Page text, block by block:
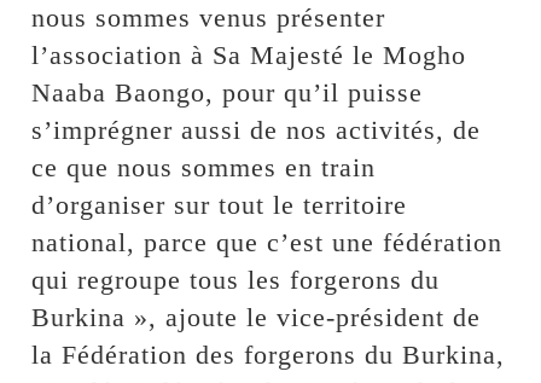
nous sommes venus présenter
l’association à Sa Majesté le Mogho
Naaba Baongo, pour qu’il puisse
s’imprégner aussi de nos activités, de
ce que nous sommes en train
d’organiser sur tout le territoire
national, parce que c’est une fédération
qui regroupe tous les forgerons du
Burkina », ajoute le vice-président de
la Fédération des forgerons du Burkina,